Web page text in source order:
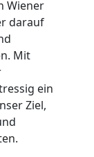
Wiener
darauf
Mit
ein
Ziel,